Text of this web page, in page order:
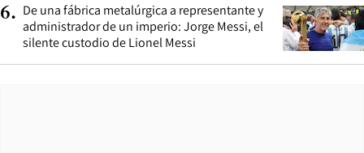
6. De una fábrica metalúrgica a representante y
administrador de un imperio: Jorge Messi, el
silente custodio de Lionel Messi